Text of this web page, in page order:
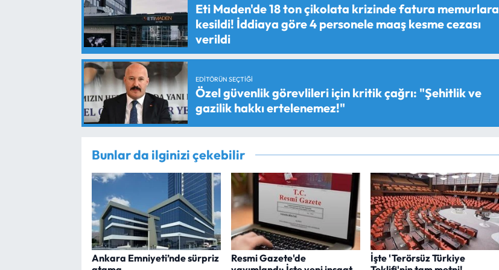
Eti Maden'de 18 ton çikolata krizinde fatura memurlara
kesildi! İddiaya göre 4 personele maaş kesme cezası
verildi
EDITÖRÜN SEÇTIĞI
Özel güvenlik görevlileri için kritik çağrı: "Şehitlik ve
gazilik hakkı ertelenemez!"
Bunlar da ilginizi çekebilir
Ankara Emniyeti’nde sürpriz
Resmi Gazete'de
İşte 'Terörsüz Türkiye